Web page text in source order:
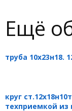
Ещё
труба 10х23н18.
круг
техприемкой из